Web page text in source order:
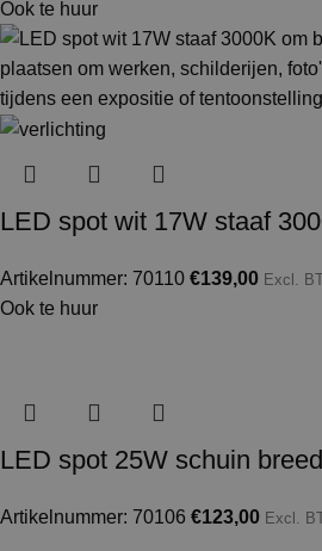
Ook te huur
LED spot wit 17W staaf
Artikelnummer: 70110 €139,00 Excl.
Ook te huur
LED spot 25W schuin
Artikelnummer: 70106 €123,00 Excl.